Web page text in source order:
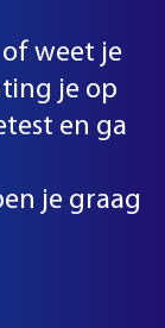
weet je
je op
en ga
je graag